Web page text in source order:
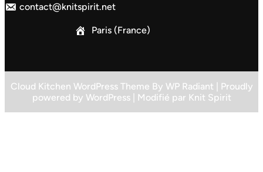
contact@knitspirit.net
Paris (France)
Cloud Kitchen WordPress Theme By WP Radiant | Proudly
powered by WordPress| Modifié par Knit Spirit